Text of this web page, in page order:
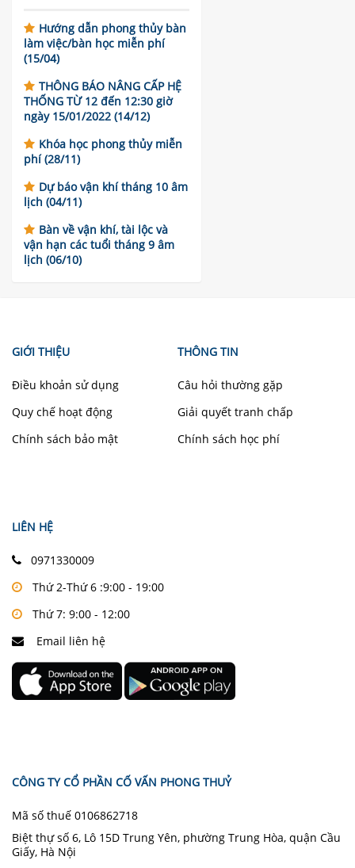
Hướng dẫn phong thủy bàn
làm việc/bàn học miễn phí
(15/04)
THÔNG BÁO NÂNG CẤP HỆ
THỐNG TỪ 12 đến 12:30 giờ
ngày 15/01/2022 (14/12)
Khóa học phong thủy miễn
phí (28/11)
Dự báo vận khí tháng 10 âm
lịch (04/11)
Bàn về vận khí, tài lộc và
vận hạn các tuổi tháng 9 âm
lịch (06/10)
GIỚI THIỆU
Điều khoản sử dụng
Quy chế hoạt động
Chính sách bảo mật
THÔNG TIN
Câu hỏi thường gặp
Giải quyết tranh chấp
Chính sách học phí
LIÊN HỆ
0971330009
Thứ 2-Thứ 6 :9:00 - 19:00
Thứ 7: 9:00 - 12:00
Email liên hệ
CÔNG TY CỔ PHẦN CỐ VẤN PHONG THUỶ
Mã số thuế 0106862718
Biệt thự số 6, Lô 15D Trung Yên, phường Trung Hòa, quận Cầu
Giấy, Hà Nội